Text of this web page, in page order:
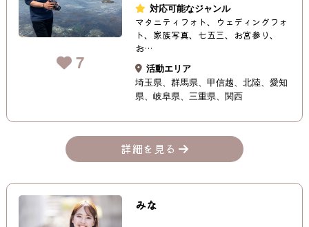
7
対応可能なジャンル
マタニティフォト、ウェディングフォ
ト、家族写真、七五三、お宮参り、
お…
活動エリア
埼玉県
群馬県 甲信越 北陸
愛知
県
岐阜県 三重県 関西
詳細を見る
みな